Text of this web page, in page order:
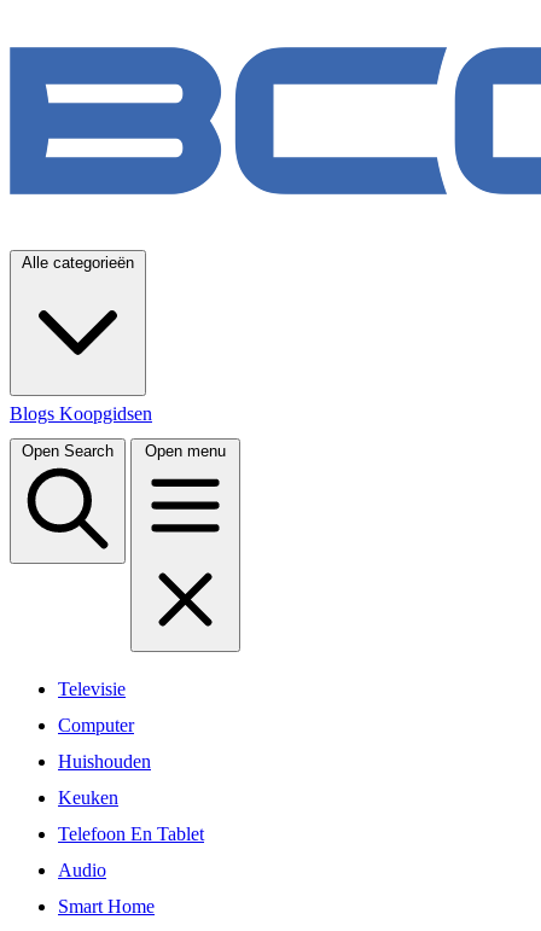
Alle categorieën
Blogs Koopgidsen
Open Search Open menu
Televisie
Computer
Huishouden
Keuken
Telefoon En Tablet
Audio
Smart Home